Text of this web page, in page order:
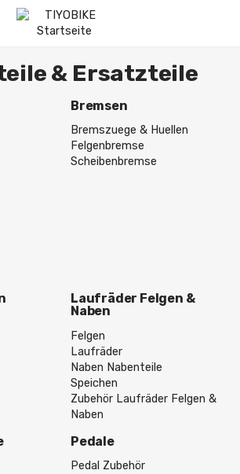
& Ersatzteile
Bremsen
Bremszuege & Huellen
Felgenbremse
Scheibenbremse
Laufräder Felgen &
Naben
Felgen
Laufräder
Naben Nabenteile
Speichen
Zubehör Laufräder Felgen &
Naben
Pedale
Pedal Zubehör